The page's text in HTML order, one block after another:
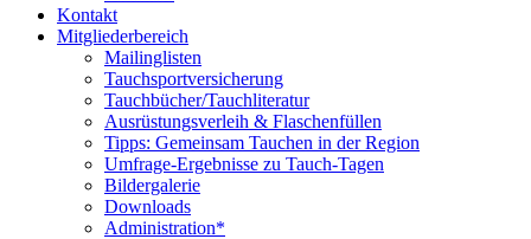
Kontakt
Mitgliederbereich
Mailinglisten
Tauchsportversicherung
Tauchbücher/Tauchliteratur
Ausrüstungsverleih & Flaschenfüllen
Tipps: Gemeinsam Tauchen in der Region
Umfrage-Ergebnisse zu Tauch-Tagen
Bildergalerie
Downloads
Administration*